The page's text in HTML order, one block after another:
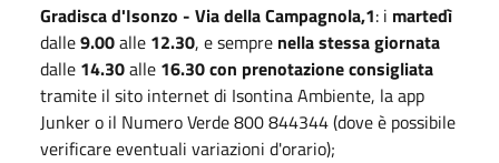
Gradisca d'Isonzo - Via della Campagnola,1: i martedì
dalle9.00alle 12.30, e sempre nella stessa giornata
dalle 14.30alle 16.30con prenotazione consigliata
tramite il sito internet di Isontina Ambiente, la app
Junker o il Numero Verde 800 844344 (dove è possibile
verificare eventuali variazioni d'orario);